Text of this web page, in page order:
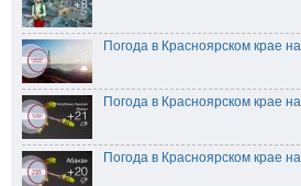
Погода в Красноярском крае
Погода в Красноярском крае
Погода в Красноярском крае